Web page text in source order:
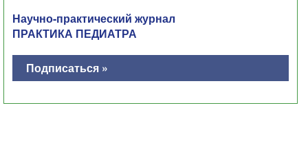
Научно-практический журнал
ПРАКТИКА ПЕДИАТРА
Подписаться »